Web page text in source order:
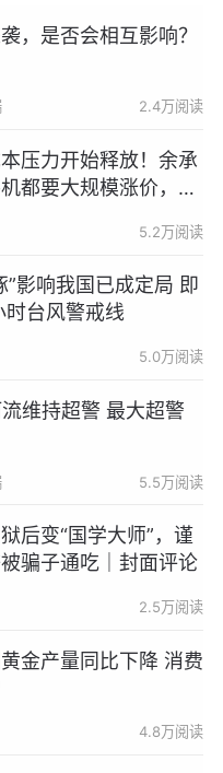
，是否会相互影响？
2.4万阅读
压力开始释放！余承
都要大规模涨价，否
5.2万阅读
”影响我国已成定局 即
台风警戒线
5.0万阅读
维持超警 最大超警
5.5万阅读
后变“国学大师”，谨
骗子通吃｜封面评论
2.5万阅读
黄金产量同比下降 消费
4.8万阅读